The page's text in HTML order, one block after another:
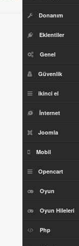
Donanım
Eklentiler
Genel
Güvenlik
ikinci el
İnternet
Joomla
Mobil
Opencart
Oyun
Oyun Hileleri
Php